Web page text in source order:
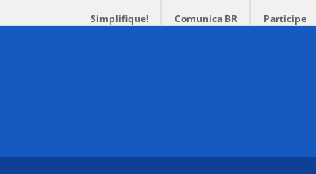
Simplifique! Comunica BR Participe